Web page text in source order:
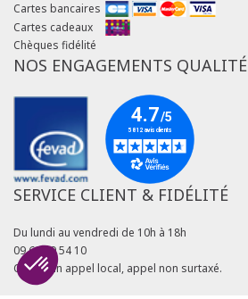
Cartes bancaires
Cartes cadeaux
Chèques fidélité
NOS ENGAGEMENTS QUALITÉ
SERVICE CLIENT & FIDÉLITÉ
Du lundi au vendredi de 10h à 18h
09 69 39 54 10
Coût d'un appel local, appel non surtaxé.